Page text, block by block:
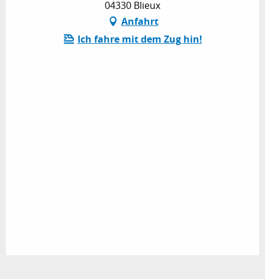
04330 Blieux
Anfahrt
Ich fahre mit dem Zug hin!